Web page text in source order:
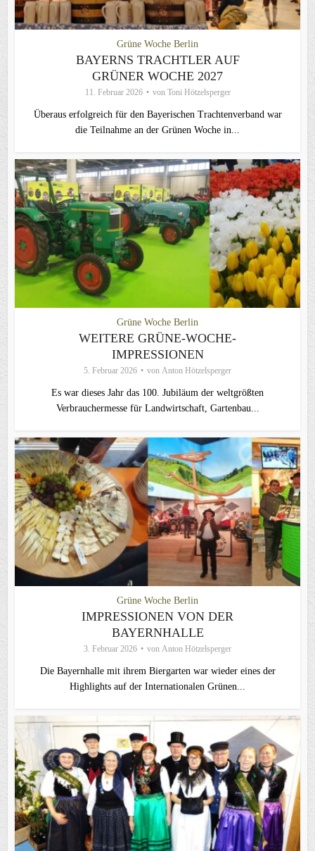
Grüne Woche Berlin
BAYERNS TRACHTLER AUF
GRÜNER WOCHE 2027
11. Februar 2026 von Toni Hötzelsperger
Überaus erfolgreich für den Bayerischen Trachtenverband war
die Teilnahme an der Grünen Woche in...
Grüne Woche Berlin
WEITERE GRÜNE-WOCHE-
IMPRESSIONEN
5. Februar 2026 von Anton Hötzelsperger
Es war dieses Jahr das 100. Jubiläum der weltgrößten
Verbrauchermesse für Landwirtschaft, Gartenbau...
Grüne Woche Berlin
IMPRESSIONEN VON DER
BAYERNHALLE
3. Februar 2026 von Anton Hötzelsperger
Die Bayernhalle mit ihrem Biergarten war wieder eines der
Highlights auf der Internationalen Grünen...